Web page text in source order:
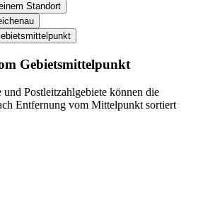
Standort
Gebietsmittelpunkt
Postleitzahlgebiete können die
Entfernung vom Mittelpunkt sortiert